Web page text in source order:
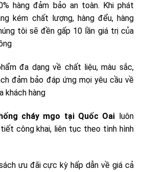
hàng đảm bảo an toàn. Khi phát
kém chất lượng, hàng đểu, hàng
tôi sẽ đền gấp 10 lần giá trị của
đa dạng về chất liệu, màu sắc,
đảm bảo đáp ứng mọi yêu cầu về
khách hàng
cháy mgo tại Quốc Oai luôn
công khai, liên tục theo tình hình
ưu đãi cực kỳ hấp dẫn về giá cả